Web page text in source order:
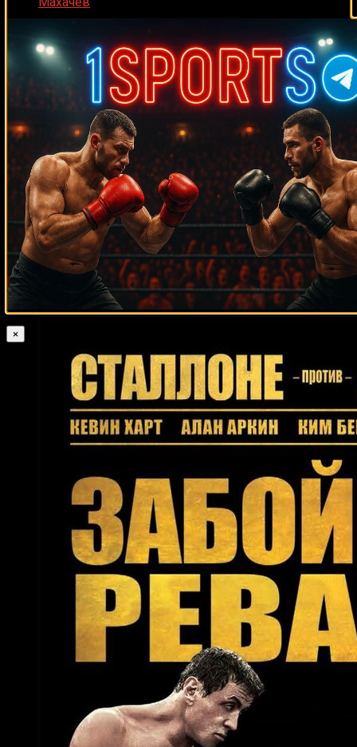
Случайные боксеры
Райан Родос Чарли Рецлафф Джимми Хайнес Анджей
Голота
Джошуа Клотти Бен Нсафоа Ли
Саволд
Гэри Джейкобс Лавмор Нду Рик Эдсон
Султан Ибрагимов Константин Питернов
Джефф
Мейвезер Флойд Мейвезер-старший Эдуардо Контрерас Дэнни
Уильямс Дэйв Бэйли Ли Рамадж Тони Беллью Кристофер Холт
Гэри Корниш Рафаэль Руэлас Рикардо Брайант Карл Уэйн
Дэвис Скотт Франк Карлос Эррера Франческо дель Аквила Дэвид
Хоу Билли Джойнер Джастин Фортуне Агапито Санчес
Гленн Маккори Энтони Хембрик Келвин Гастелум
Марио Агирре Нассурдин Имавов Лахуан Саймон Мелтон Боуэн
Эктор Арройо
Муслим Салихов Рики Рэндэл
Феликс
Кора-младший
Майкл Грир Хоаким Сильва
×